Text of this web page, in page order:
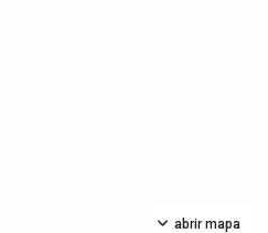
abrir mapa